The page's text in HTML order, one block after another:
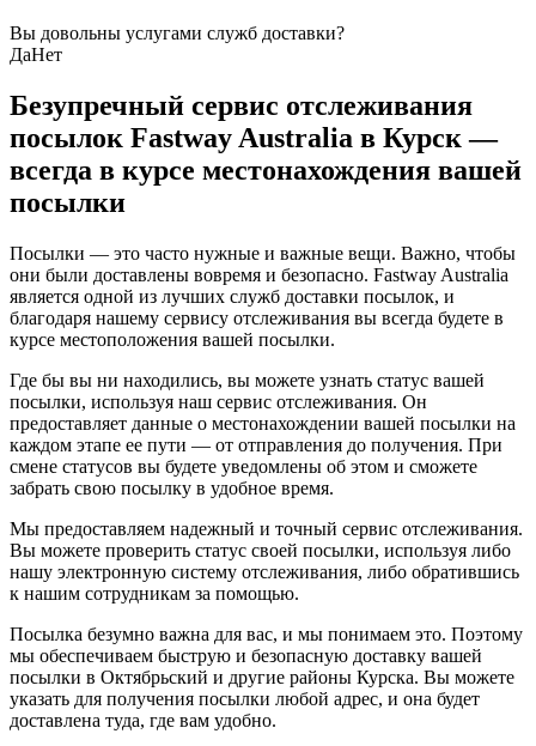
Вы довольны услугами служб доставки?
ДаНет
Безупречный сервис отслеживания
посылок Fastway Australia в Курск —
всегда в курсе местонахождения вашей
посылки
Посылки — это часто нужные и важные вещи. Важно, чтобы
они были доставлены вовремя и безопасно. Fastway Australia
является одной из лучших служб доставки посылок, и
благодаря нашему сервису отслеживания вы всегда будете в
курсе местоположения вашей посылки.
Где бы вы ни находились, вы можете узнать статус вашей
посылки, используя наш сервис отслеживания. Он
предоставляет данные о местонахождении вашей посылки на
каждом этапе ее пути — от отправления до получения. При
смене статусов вы будете уведомлены об этом и сможете
забрать свою посылку в удобное время.
Мы предоставляем надежный и точный сервис отслеживания.
Вы можете проверить статус своей посылки, используя либо
нашу электронную систему отслеживания, либо обратившись
к нашим сотрудникам за помощью.
Посылка безумно важна для вас, и мы понимаем это. Поэтому
мы обеспечиваем быструю и безопасную доставку вашей
посылки в Октябрьский и другие районы Курска. Вы можете
указать для получения посылки любой адрес, и она будет
доставлена туда, где вам удобно.